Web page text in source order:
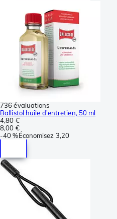
736 évaluations
Ballistol huile d'entretien, 50 ml
4,80 €
8,00 €
-40 %Économisez 3,20